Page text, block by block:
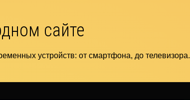
сайте
устройств: от смартфона, до телевизора.